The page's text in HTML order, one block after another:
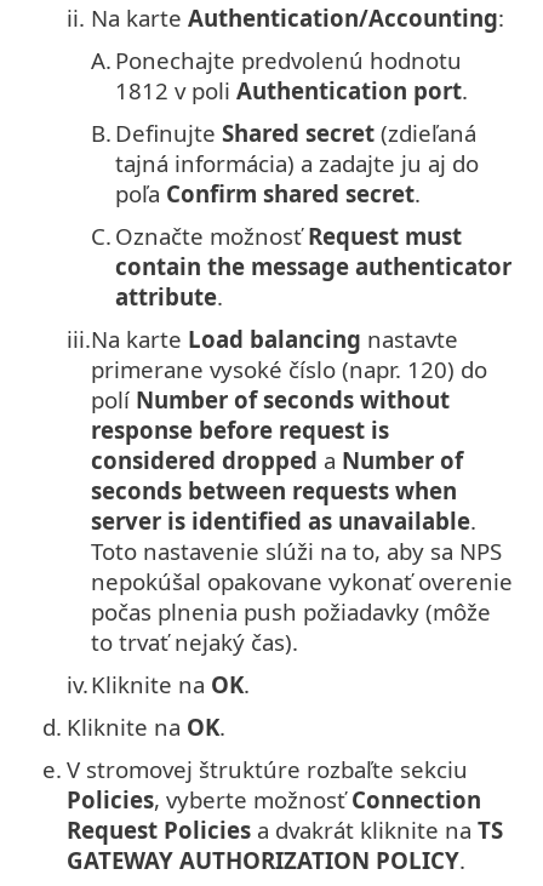
ii. Na karte Authentication/Accounting:
A. Ponechajte predvolenú hodnotu
1812 v poli Authentication port.
B. Definujte Shared secret (zdieľaná
tajná informácia) a zadajte ju aj do
poľa Confirm shared secret.
C. Označte možnosťRequest must
contain the message authenticator
attribute.
iii.Na karte Load balancing nastavte
primerane vysoké číslo (napr. 120) do
polí Number of seconds without
response before request is
considered dropped a Number of
seconds between requests when
server is identified as unavailable.
Toto nastavenie slúži na to, aby sa NPS
nepokúšal opakovane vykonať overenie
počas plnenia push požiadavky (môže
to trvať nejaký čas).
iv.Kliknite na OK.
d. Kliknite na OK.
e. V stromovej štruktúre rozbaľte sekciu
Policies, vyberte možnosťConnection
Request Policies a dvakrát kliknite na TS
GATEWAY AUTHORIZATION POLICY.